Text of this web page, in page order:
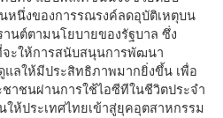
หนึ่งของการรณรงค์ลดอุบัติเหตุบน
นต์ตามนโยบายของรัฐบาล ซึ่ง
ะให้การสนับสนุนการพัฒนา
แลให้มีประสิทธิภาพมากยิ่งขึ้น เพื่อ
าชนผ่านการใช้ไอซีทีในชีวิตประจำ
ห้ประเทศไทยเข้าสู่ยุคอุตสาหกรรม